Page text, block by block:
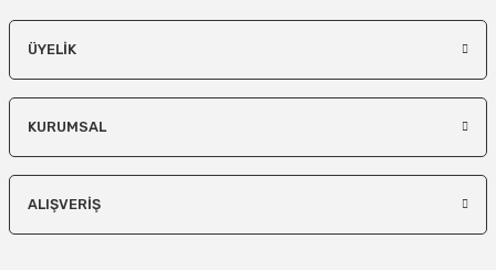
ÜYELIK
KURUMSAL
ALIŞVERIŞ